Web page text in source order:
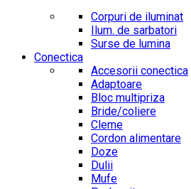
Corpuri de iluminat
Ilum. de sarbatori
Surse de lumina
Conectica
Accesorii conectica
Adaptoare
Bloc multipriza
Bride/coliere
Cleme
Cordon alimentare
Doze
Dulii
Mufe